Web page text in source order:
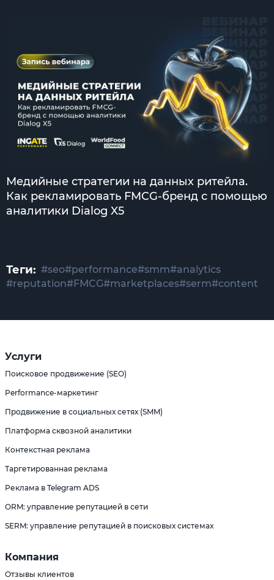
Медийные стратегии на данных ритейла.
Как рекламировать FMCG-бренд с помощью
аналитики Dialog X5
Теги: #seo#performance#smm#analytics
#reputation#FMCG#marketplaces#serm#content
Услуги
Поисковое продвижение (SEO)
Performance-маркетинг
Продвижение в социальных сетях (SMM)
Платформа сквозной аналитики
Контекстная реклама
Таргетированная реклама
Реклама в Telegram ADS
ORM: управление репутацией в сети
SERM: управление репутацией в поисковых системах
Компания
Отзывы клиентов